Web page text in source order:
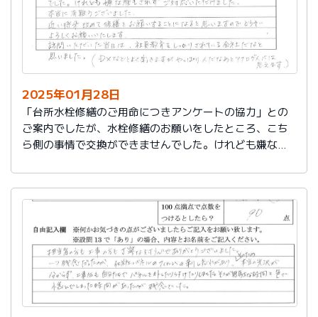
2025年01月28日
「台所水栓修繕のご用命につきアンケートの協力」との
ご案内でしたが、水栓修繕のお願いをしたところ、こち
ら側の事情で交換ができませんでした。けれども嫌な顔
本当に有難うございました。
近い将来、改めて修繕をお願いすることになると思いま
すので、どうぞよろしくお願いいたします。
訪問いただいた当日は、社員教育をしっかりされている
会社だなと思いました。（DXなどとよく聞きますが、や
っぱり人だなぁとアナログ人には思えます）